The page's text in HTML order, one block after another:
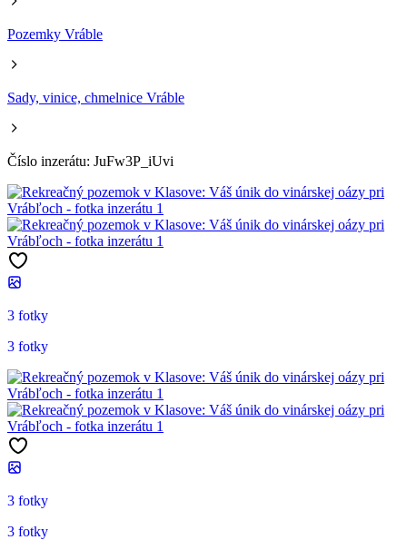
Pozemky Vráble
Sady, vinice, chmelnice Vráble
Číslo inzerátu: JuFw3P_iUvi
3 fotky
3 fotky
3 fotky
3 fotky